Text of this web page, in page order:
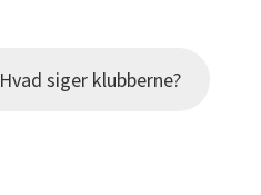
Hvad siger klubberne?